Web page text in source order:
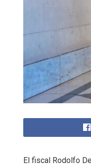
El fiscal Rodolfo